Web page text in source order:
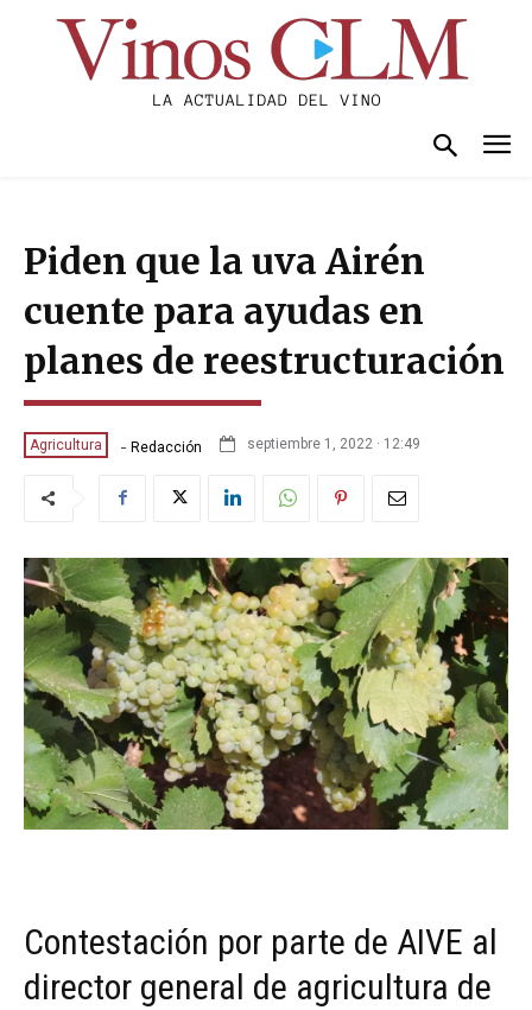
Piden que la uva Airén
cuente para ayudas en
planes de reestructuración
Agricultura - Redacción septiembre 1, 2022 · 12:49
Contestación por parte de AIVE al
director general de agricultura de